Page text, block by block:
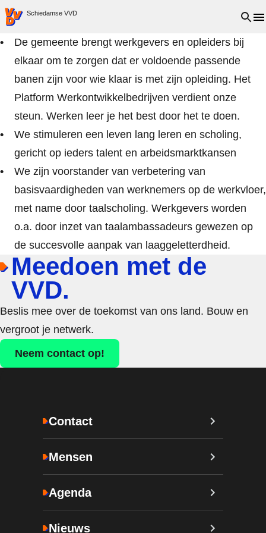
VVD.nl - Ga naar de homepage
Schiedamse VVD Open
De gemeente brengt werkgevers en opleiders bij
elkaar om te zorgen dat er voldoende passende
banen zijn voor wie klaar is met zijn opleiding. Het
Platform Werkontwikkelbedrijven verdient onze
steun. Werken leer je het best door het te doen.
We stimuleren een leven lang leren en scholing,
gericht op ieders talent en arbeidsmarktkansen
We zijn voorstander van verbetering van
basisvaardigheden van werknemers op de werkvloer,
met name door taalscholing. Werkgevers worden
o.a. door inzet van taalambassadeurs gewezen op
de succesvolle aanpak van laaggeletterdheid.
Meedoen met de
VVD.
Beslis mee over de toekomst van ons land. Bouw en
vergroot je netwerk.
Neem contact op!
Contact
Mensen
Agenda
Nieuws